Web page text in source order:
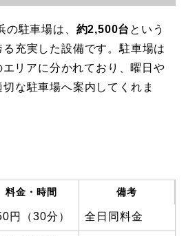
駐車場は、 約2,500台 という
充実した設備です。駐車場は
リアに分かれており、曜日や
な駐車場へ案内してくれま
料金・時間 備考
円（30分） 全日同料金